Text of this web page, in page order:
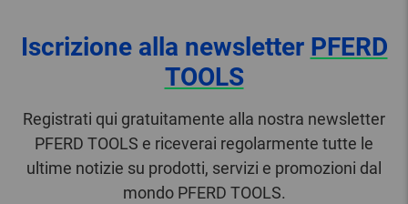
Iscrizione alla newsletter PFERD
TOOLS
Registrati qui gratuitamente alla nostra newsletter
PFERD TOOLS e riceverai regolarmente tutte le
ultime notizie su prodotti, servizi e promozioni dal
mondo PFERD TOOLS.